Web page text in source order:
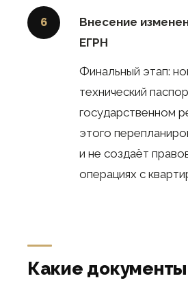
6
Внесение
ЕГРН
Финальный этап:
технический
государственном
этого
и не создаёт
операциях с
Какие